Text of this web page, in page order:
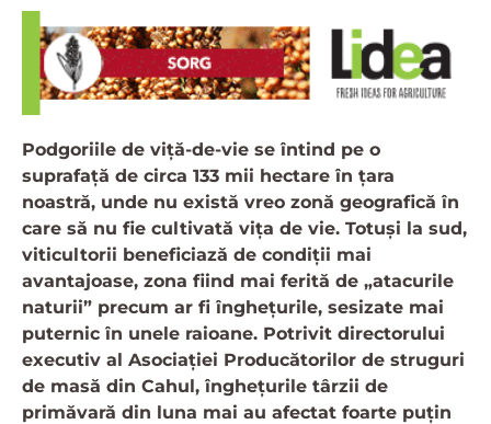
Podgoriile de viță-de-vie se întind pe o
suprafață de circa 133 mii hectare în țara
noastră, unde nu există vreo zonă geografică în
care să nu fie cultivată vița de vie. Totuși la sud,
viticultorii beneficiază de condiții mai
avantajoase, zona fiind mai ferită de „atacurile
naturii” precum ar fi înghețurile, sesizate mai
puternic în unele raioane. Potrivit directorului
executiv al Asociației Producătorilor de struguri
de masă din Cahul, înghețurile târzii de
primăvară din luna mai au afectat foarte puțin